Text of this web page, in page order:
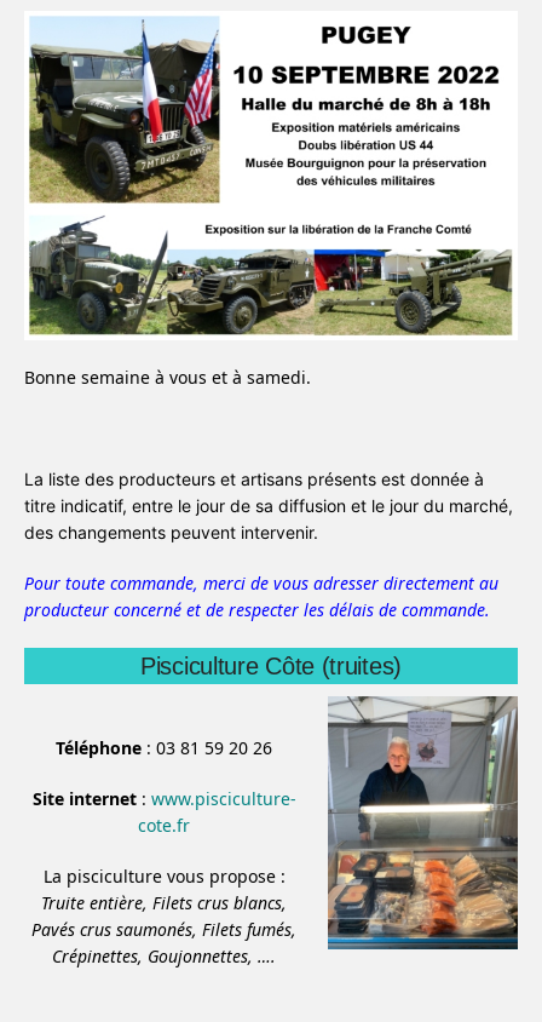
Bonne semaine à vous et à samedi.
La liste des producteurs et artisans présents est donnée à
titre indicatif, entre le jour de sa diffusion et le jour du marché,
des changements peuvent intervenir.
Pour toute commande, merci de vous adresser directement au
producteur concerné et de respecter les délais de commande.
Pisciculture Côte (truites)
Téléphone : 03 81 59 20 26
Site internet: www.pisciculture-
cote.fr
La pisciculture vous propose :
Truite entière, Filets crus blancs,
Pavés crus saumonés, Filets fumés,
Crépinettes, Goujonnettes, ….